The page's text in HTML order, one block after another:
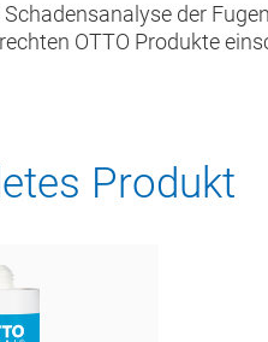
Schadensanalyse der
OTTO Produkte
Produkt